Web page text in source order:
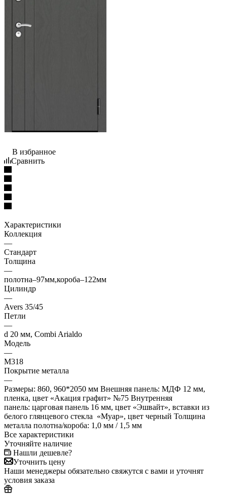
В избранное
Сравнить
Характеристики
Коллекция
—
Стандарт
Толщина
—
полотна–97мм,короба–122мм
Цилиндр
—
Avers 35/45
Петли
—
d 20 мм, Combi Arialdo
Модель
—
М318
Покрытие металла
—
Размеры: 860, 960*2050 мм Внешняя панель: МДФ 12 мм,
пленка, цвет «Акация графит» №75 Внутренняя
панель: царговая панель 16 мм, цвет «Эшвайт», вставки из
белого глянцевого стекла «Муар», цвет черный Толщина
металла полотна/короба: 1,0 мм / 1,5 мм
Все характеристики
Уточняйте наличие
Нашли дешевле?
Уточнить цену
Наши менеджеры обязательно свяжутся с вами и уточнят
условия заказа